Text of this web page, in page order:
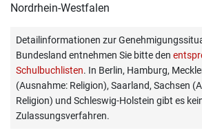
Nordrhein-Westfalen
Detailinformationen zur
Bundesland entnehmen Sie bitte den
Schulbuchlisten. In Berlin, Hamburg,
(Ausnahme: Religion), Saarland, Sachsen
Religion) und Schleswig-Holstein gibt es
Zulassungsverfahren.